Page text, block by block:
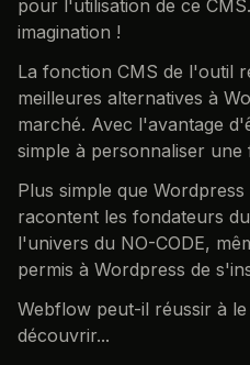
pour l'utilisation de ce
imagination !
La fonction CMS de l'outil
meilleures alternatives à
marché. Avec l'avantage
simple à personnaliser une
Plus simple que
racontent les fondateurs
l'univers du NO-CODE,
permis à Wordpress de
Webflow peut-il réussir à
découvrir...